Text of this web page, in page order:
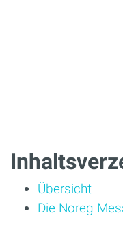
Übersicht
Die Noreg